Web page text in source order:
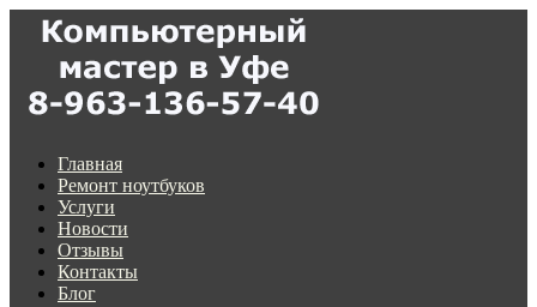
Главная
Ремонт ноутбуков
Услуги
Новости
Отзывы
Контакты
Блог